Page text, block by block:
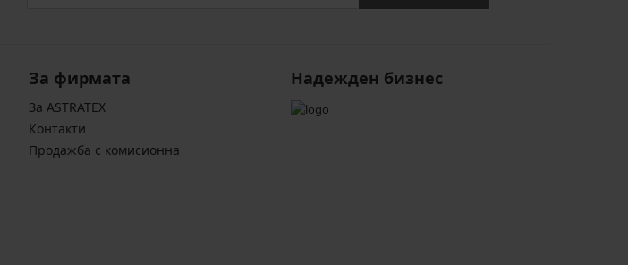
За фирмата
За ASTRATEX
Контакти
Продажба с комисионна
Надежден бизнес